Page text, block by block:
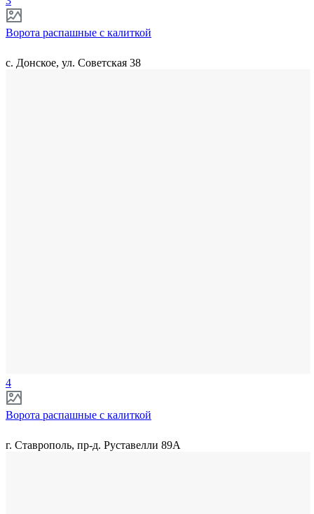
Ворота распашные с калиткой
с. Донское, ул. Советская 38
4
Ворота распашные с калиткой
г. Ставрополь, пр-д. Руставелли 89А